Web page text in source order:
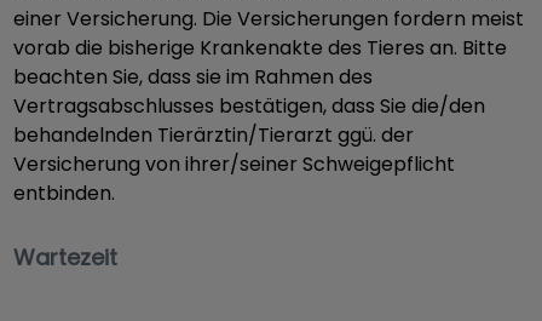
einer Versicherung. Die Versicherungen fordern meist
vorab die bisherige Krankenakte des Tieres an. Bitte
beachten Sie, dass sie im Rahmen des
Vertragsabschlusses bestätigen, dass Sie die/den
behandelnden Tierärztin/Tierarzt ggü. der
Versicherung von ihrer/seiner Schweigepflicht
entbinden.
Wartezeit